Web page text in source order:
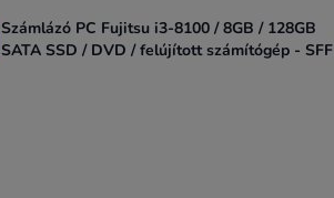
Számlázó PC Fujitsu i3-8100 / 8GB / 128GB
SATA SSD / DVD / felújított számítógép - SFF